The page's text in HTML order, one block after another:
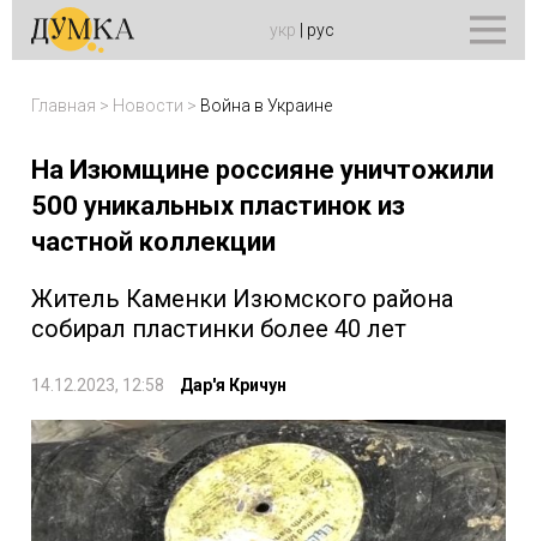
укр рус
Главная > Новости > Война в Украине
На Изюмщине россияне уничтожили
500 уникальных пластинок из
частной коллекции
Житель Каменки Изюмского района
собирал пластинки более 40 лет
14.12.2023, 12:58 Дар'я Кричун